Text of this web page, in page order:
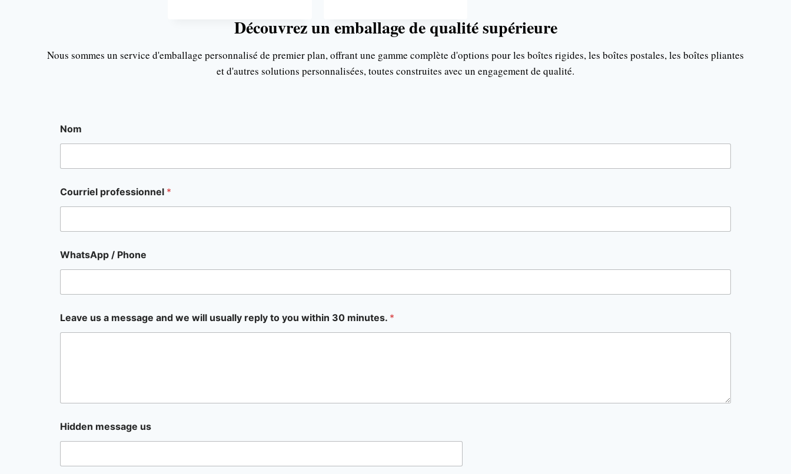
Découvrez un emballage de qualité supérieure
Nous sommes un service d'emballage personnalisé de premier plan, offrant une gamme complète d'options pour les boîtes rigides, les boîtes postales, les boîtes pliantes
et d'autres solutions personnalisées, toutes construites avec un engagement de qualité.
Nom
Courriel professionnel *
WhatsApp / Phone
Leave us a message and we will usually reply to you within 30 minutes. *
Hidden message us